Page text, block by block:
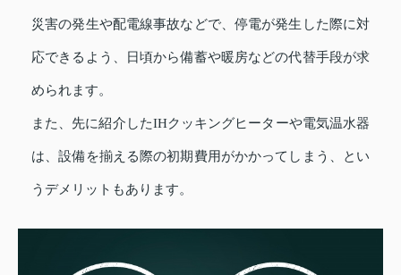
災害の発生や配電線事故などで、停電が発生した際に対
応できるよう、日頃から備蓄や暖房などの代替手段が求
められます。
また、先に紹介したIHクッキングヒーターや電気温水器
は、設備を揃える際の初期費用がかかってしまう、とい
うデメリットもあります。